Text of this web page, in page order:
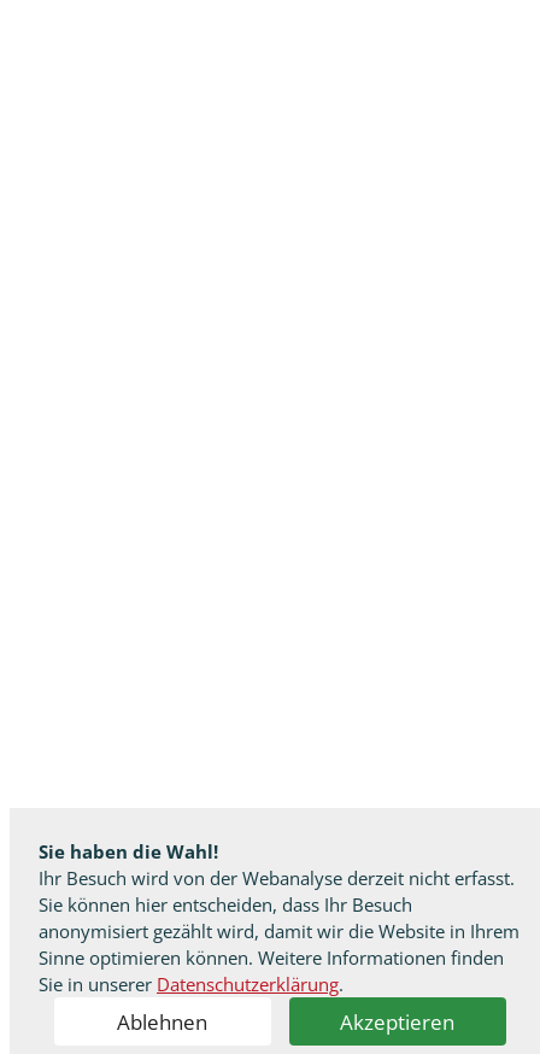
Sie haben die Wahl!
Ihr Besuch wird von der Webanalyse derzeit nicht erfasst.
Sie können hier entscheiden, dass Ihr Besuch
anonymisiert gezählt wird, damit wir die Website in Ihrem
Sinne optimieren können. Weitere Informationen finden
Sie in unserer Datenschutzerklärung.
Ablehnen Akzeptieren